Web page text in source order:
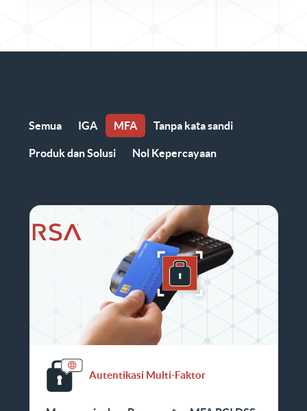
Semua IGA MFA Tanpa kata sandi
Produk dan Solusi Nol Kepercayaan
Autentikasi Multi-Faktor